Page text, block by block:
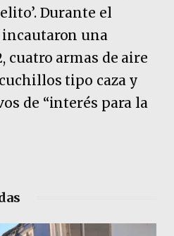
Durante el
una
cuatro armas de aire
tipo caza y
de “interés para la